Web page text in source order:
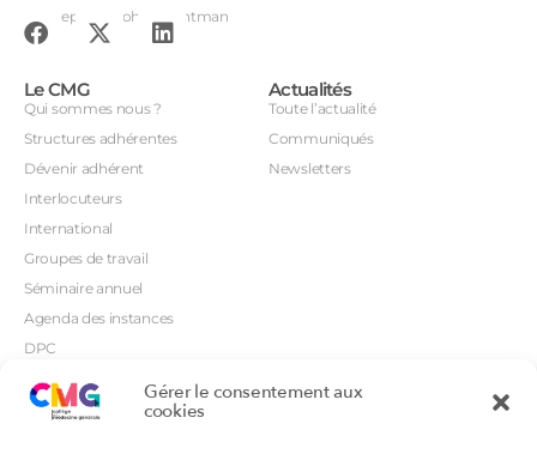
Gérer le consentement aux
cookies
Conception : John Brightman
Le CMG
Qui sommes nous ?
Structures adhérentes
Dévenir adhérent
Interlocuteurs
International
Groupes de travail
Séminaire annuel
Agenda des instances
DPC
Orientations prioritaires
Actualités
Toute l’actualité
Communiqués
Newsletters